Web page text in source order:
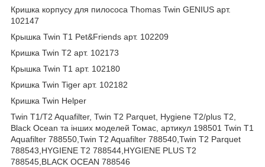
Кришка корпусу для пилососа Thomas Twin GENIUS арт.
102147
Крышка Twin T1 Pet&Friends арт. 102209
Кришка Twin T2 арт. 102173
Крышка Twin T1 арт. 102180
Кришка Twin Tiger арт. 102182
Кришка Twin Helper
Twin T1/T2 Aquafilter, Twin T2 Parquet, Hygiene T2/plus T2,
Black Ocean та інших моделей Томас, артикул 198501 Twin T1
Aquafilter 788550,Twin T2 Aquafilter 788540,Twin T2 Parquet
788543,HYGIENE T2 788544,HYGIENE PLUS T2
788545,BLACK OCEAN 788546